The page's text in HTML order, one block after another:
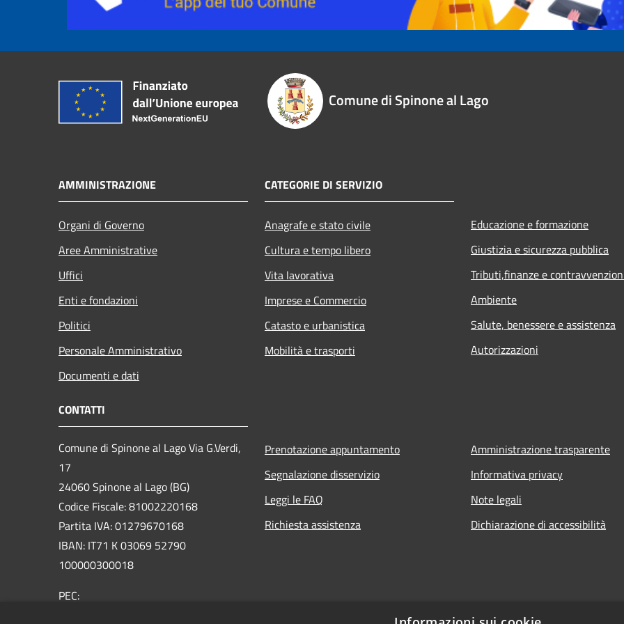
Comune di Spinone al Lago
AMMINISTRAZIONE
Organi di Governo
Aree Amministrative
Uffici
Enti e fondazioni
Politici
Personale Amministrativo
Documenti e dati
CATEGORIE DI SERVIZIO
Anagrafe e stato civile
Cultura e tempo libero
Vita lavorativa
Imprese e Commercio
Catasto e urbanistica
Mobilità e trasporti
Educazione e formazione
Giustizia e sicurezza pubblica
Tributi,finanze e
Ambiente
Salute, benessere e assistenza
Autorizzazioni
CONTATTI
Comune di Spinone al Lago Via G.Verdi,
17
24060 Spinone al Lago (BG)
Codice Fiscale: 81002220168
Partita IVA: 01279670168
IBAN: IT71 K 03069 52790
100000300018
PEC:
Prenotazione appuntamento
Segnalazione disservizio
Leggi le FAQ
Richiesta assistenza
Amministrazione trasparente
Informativa privacy
Note legali
Dichiarazione di accessibilità